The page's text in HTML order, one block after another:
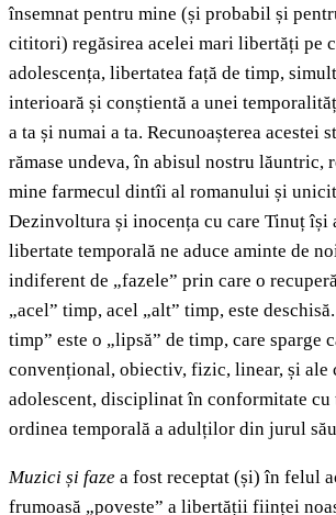
însemnat pentru mine (și probabil și
cititori) regăsirea acelei mari libertăți pe
adolescența, libertatea față de timp,
interioară și conștientă a unei
a ta și numai a ta. Recunoașterea acestei
rămase undeva, în abisul nostru lăuntric,
mine farmecul dintîi al romanului și
Dezinvoltura și inocența cu care Tinuț își
libertate temporală ne aduce aminte de
indiferent de „fazele” prin care o
„acel” timp, acel „alt” timp, este
timp” este o „lipsă” de timp, care sparge
convențional, obiectiv, fizic, linear, și ale
adolescent, disciplinat în conformitate
ordinea temporală a adulților din jurul
Muzici și faze a fost receptat (și) în felul
frumoasă „poveste” a libertății ființei